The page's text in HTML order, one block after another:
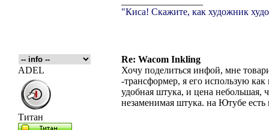
"Киса! Скажите, как художник
Re: Wacom Inkling
ADEL
Титан
Хочу поделиться инфой, мне
-трансформер, я его использую
удобная штука, и цена небольшая,
незаменимая штука. на Ютубе есть